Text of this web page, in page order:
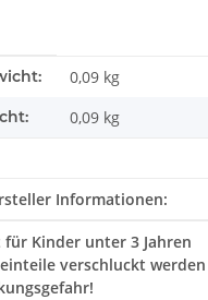
0,09 kg
0,09 kg
Informationen:
für Kinder unter 3 Jahren
verschluckt werden